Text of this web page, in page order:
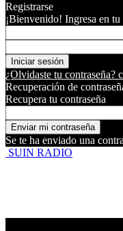
Registrarse
¡Bienvenido! Ingresa en tu
¿Olvidaste tu contraseña?
Recuperación de
Recupera tu contraseña
Se te ha enviado una
SUIN RADIO